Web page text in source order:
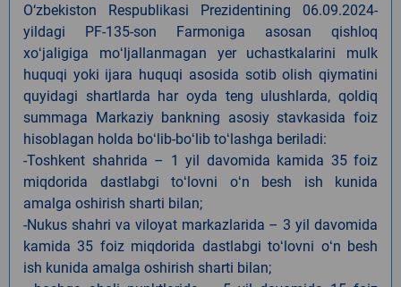
O‘zbekiston Respublikasi Prezidentining 06.09.2024-
yildagi PF-135-son Farmoniga asosan qishloq
xoʻjaligiga moʻljallanmagan yer uchastkalarini mulk
huquqi yoki ijara huquqi asosida sotib olish qiymatini
quyidagi shartlarda har oyda teng ulushlarda, qoldiq
summaga Markaziy bankning asosiy stavkasida foiz
hisoblagan holda boʻlib-boʻlib toʻlashga beriladi:
-Toshkent shahrida – 1 yil davomida kamida 35 foiz
miqdorida dastlabgi toʻlovni oʻn besh ish kunida
amalga oshirish sharti bilan;
-Nukus shahri va viloyat markazlarida – 3 yil davomida
kamida 35 foiz miqdorida dastlabgi toʻlovni oʻn besh
ish kunida amalga oshirish sharti bilan;